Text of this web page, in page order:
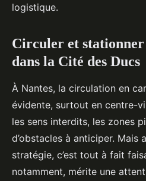
logistique.
Circuler et
dans la Cité des Ducs
À Nantes, la circulation en
évidente, surtout en centre-
les sens interdits, les zones
d’obstacles à anticiper. Mais
stratégie, c’est tout à fait
notamment, mérite une